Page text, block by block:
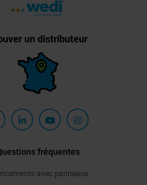
un distributeur
fréquentes
avec panneaux